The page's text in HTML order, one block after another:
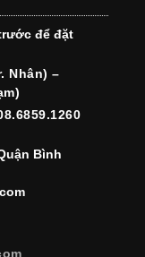
T
u
b
e
h
để đặt
Nhân) –
Bình